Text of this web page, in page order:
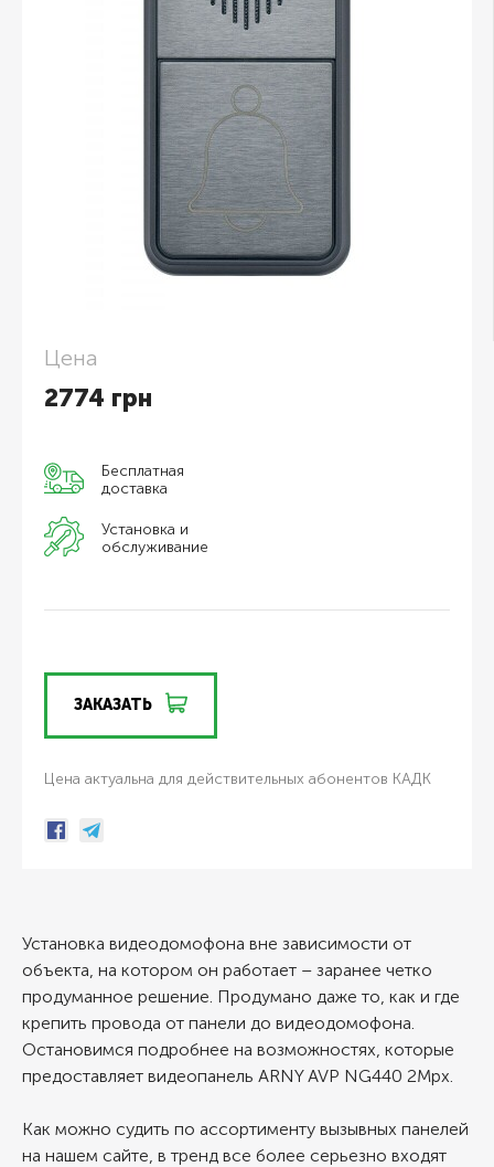
Цена
2774 грн
Бесплатная
доставка
Установка и
обслуживание
ЗАКАЗАТЬ
Цена актуальна для действительных абонентов КАДК
Установка видеодомофона вне зависимости от
объекта, на котором он работает – заранее четко
продуманное решение. Продумано даже то, как и где
крепить провода от панели до видеодомофона.
Остановимся подробнее на возможностях, которые
предоставляет видеопанель ARNY AVP NG440 2Mpx.
Как можно судить по ассортименту вызывных панелей
на нашем сайте, в тренд все более серьезно входят